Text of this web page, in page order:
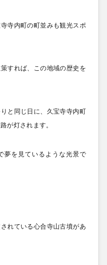
寺内町の町並みも観光スポ
すれば、この地域の歴史を
と同じ日に、久宝寺寺内町
が灯されます。
夢を見ているような光景で
れている心合寺山古墳があ